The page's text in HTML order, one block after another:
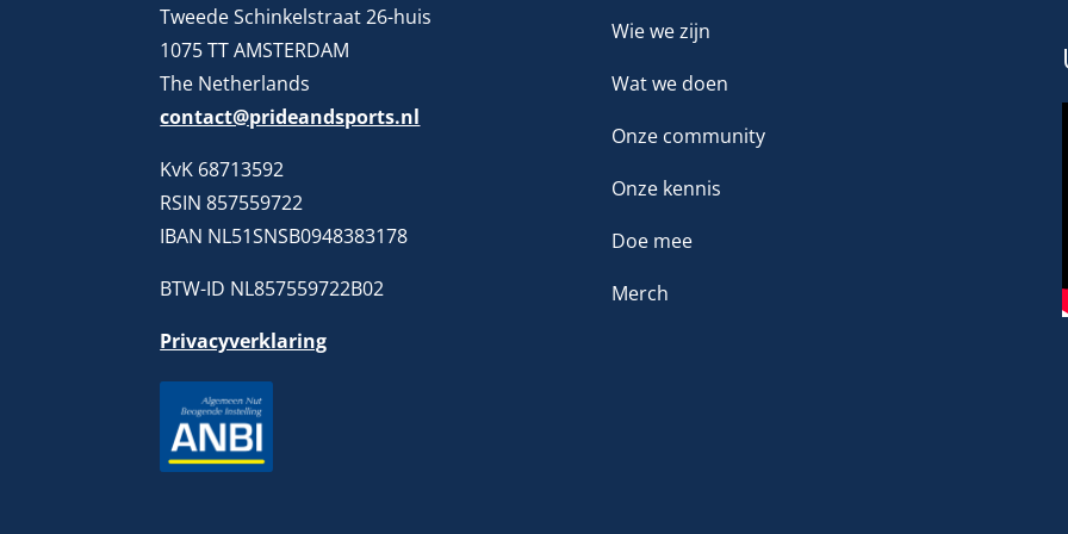
Tweede Schinkelstraat 26-huis
1075 TT AMSTERDAM
The Netherlands
contact@prideandsports.nl
KvK 68713592
RSIN 857559722
IBAN NL51SNSB0948383178
BTW-ID NL857559722B02
Privacyverklaring
Wie we zijn
Wat we doen
Onze community
Onze kennis
Doe mee
Merch